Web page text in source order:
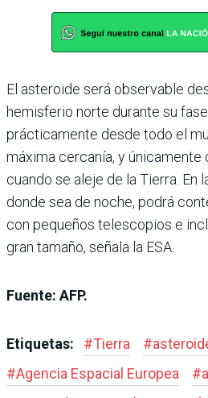
El asteroide será observable
hemisferio norte durante su
prácticamente desde todo el
máxima cercanía, y
cuando se aleje de la Tierra. En
donde sea de noche, podrá
con pequeños telescopios e
gran tamaño, señala la ESA.
Fuente: AFP.
Etiquetas: #Tierra #
#Agencia Espacial Europea #